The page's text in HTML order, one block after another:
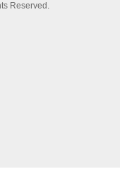
Reserved.